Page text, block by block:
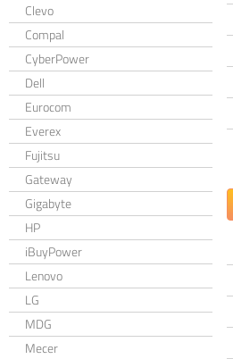
Clevo
Compal
CyberPower
Dell
Eurocom
Everex
Fujitsu
Gateway
Gigabyte
HP
iBuyPower
Lenovo
LG
MDG
Mecer